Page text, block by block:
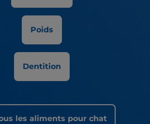
Poids
Dentition
les aliments pour chat